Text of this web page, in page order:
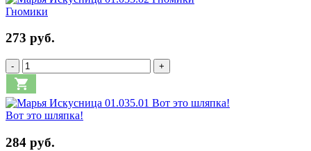
Гномики
273 руб.
- +
Вот это шляпка!
284 руб.